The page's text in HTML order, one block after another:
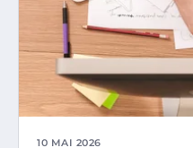
10 MAI 2026